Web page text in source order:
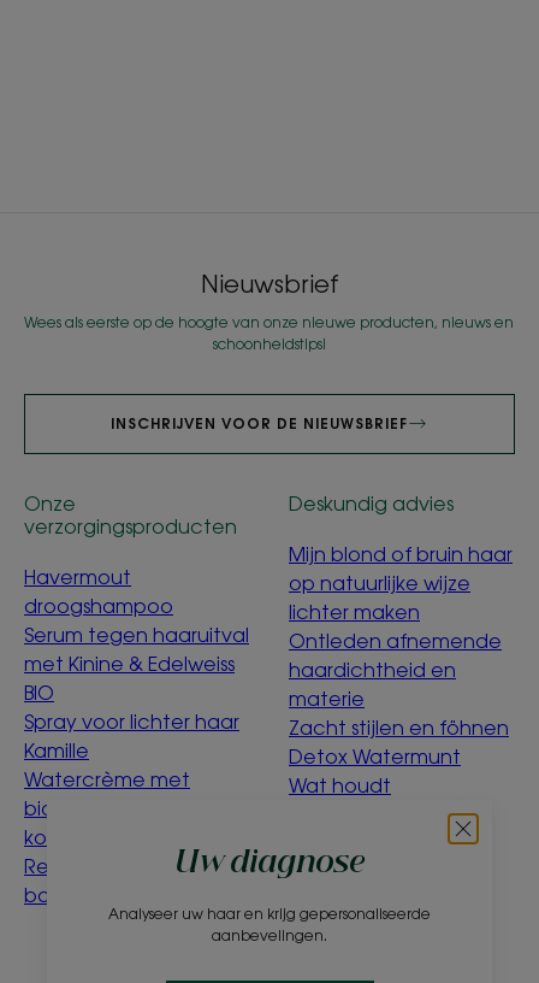
Uw diagnose
Analyseer uw haar en krijg gepersonaliseerde
aanbevelingen.
Nieuwsbrief
Wees als eerste op de hoogte van onze nieuwe producten, nieuws en
schoonheidstips!
INSCHRIJVEN VOOR DE NIEUWSBRIEF
Onze
verzorgingsproducten
Havermout
droogshampoo
Serum tegen haaruitval
met Kinine & Edelweiss
BIO
Spray voor lichter haar
Kamille
Watercrème met
biologische
korenbloem
Reinigingswater voor
baby's met Calendula
Deskundig advies
Mijn blond of bruin haar
op natuurlijke wijze
lichter maken
Ontleden afnemende
haardichtheid en
materie
Zacht stijlen en föhnen
Detox Watermunt
Wat houdt